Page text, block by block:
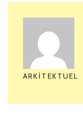
ARKITEKTUEL